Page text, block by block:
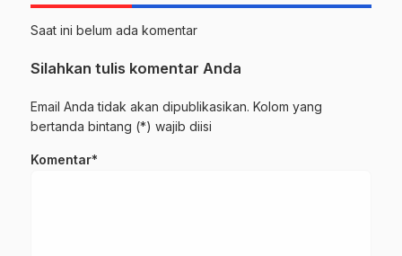
Saat ini belum ada komentar
Silahkan tulis komentar Anda
Email Anda tidak akan dipublikasikan. Kolom yang
bertanda bintang (*) wajib diisi
Komentar*